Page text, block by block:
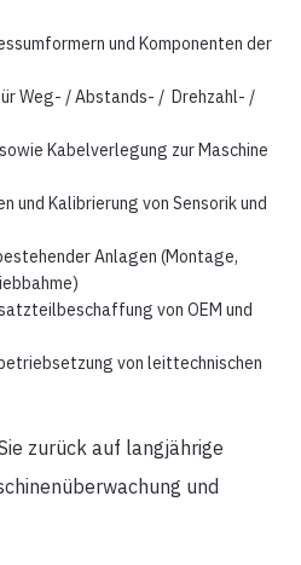
und Komponenten der
Weg- / Abstands- / Drehzahl- /
Kabelverlegung zur Maschine
und Kalibrierung von Sensorik und
Anlagen (Montage,
von OEM und
von leittechnischen
zurück auf langjährige
und